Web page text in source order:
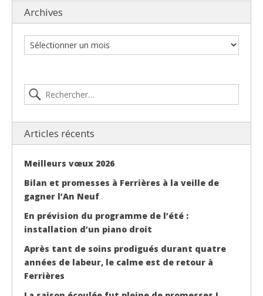
Archives
Articles récents
Meilleurs vœux 2026
Bilan et promesses à Ferrières à la veille de
gagner l’An Neuf
En prévision du programme de l’été :
installation d’un piano droit
Après tant de soins prodigués durant quatre
années de labeur, le calme est de retour à
Ferrières